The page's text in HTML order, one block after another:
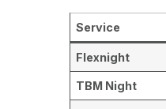
Service
Flexnight
TBM Night